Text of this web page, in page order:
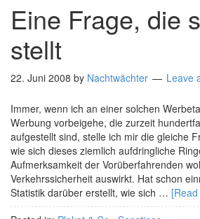
Eine Frage, die
stellt
22. Juni 2008 by Nachtwächter Leave
Immer, wenn ich an einer solchen
Werbung vorbeigehe, die zurzeit
aufgestellt sind, stelle ich mir die gleiche
wie sich dieses ziemlich aufdringliche
Aufmerksamkeit der Vorüberfahrenden
Verkehrssicherheit auswirkt. Hat schon
Statistik darüber erstellt, wie sich …